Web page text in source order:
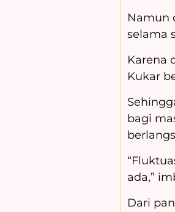
Namun
selama
Karena
Kukar
bagi
ada,”
Dari